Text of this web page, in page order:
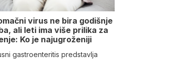
virus ne bira godišnje
ali leti ima više prilika za
Ko je najugroženiji
gastroenteritis predstavlja